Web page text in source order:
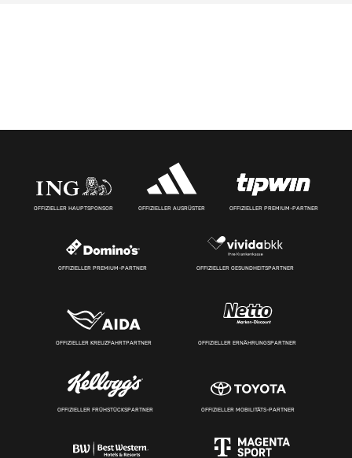
OFFIZIELLER HAUPTSPONSOR OFFIZIELLER AUSRÜSTER OFFIZIELLER PREMIUM-PARTNER
OFFIZIELLER PREMIUM-PARTNER OFFIZIELLER GESUNDHEITSPARTNER
OFFIZIELLER KREUZFAHRTPARTNER OFFIZIELLER ERNÄHRUNGSPARTNER
OFFIZIELLER FRÜHSTÜCKSPARTNER OFFIZIELLER MOBILITÄTS-PARTNER